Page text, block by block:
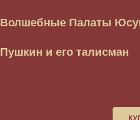
Волшебные Палаты
Пушкин и его талисман